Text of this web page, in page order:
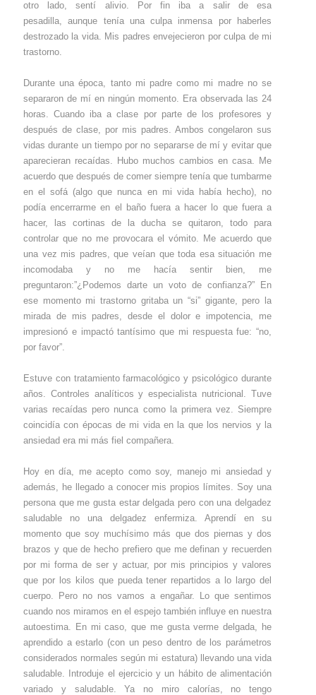
otro lado, sentí alivio. Por fin iba a salir de esa
pesadilla, aunque tenía una culpa inmensa por haberles
destrozado la vida. Mis padres envejecieron por culpa de mi
trastorno.
Durante una época, tanto mi padre como mi madre no se
separaron de mí en ningún momento. Era observada las 24
horas. Cuando iba a clase por parte de los profesores y
después de clase, por mis padres. Ambos congelaron sus
vidas durante un tiempo por no separarse de mí y evitar que
aparecieran recaídas. Hubo muchos cambios en casa. Me
acuerdo que después de comer siempre tenía que tumbarme
en el sofá (algo que nunca en mi vida había hecho), no
podía encerrarme en el baño fuera a hacer lo que fuera a
hacer, las cortinas de la ducha se quitaron, todo para
controlar que no me provocara el vómito. Me acuerdo que
una vez mis padres, que veían que toda esa situación me
incomodaba y no me hacía sentir bien, me
preguntaron:”¿Podemos darte un voto de confianza?” En
ese momento mi trastorno gritaba un “si” gigante, pero la
mirada de mis padres, desde el dolor e impotencia, me
impresionó e impactó tantísimo que mi respuesta fue: “no,
por favor”.
Estuve con tratamiento farmacológico y psicológico durante
años. Controles analíticos y especialista nutricional. Tuve
varias recaídas pero nunca como la primera vez. Siempre
coincidía con épocas de mi vida en la que los nervios y la
ansiedad era mi más fiel compañera.
Hoy en día, me acepto como soy, manejo mi ansiedad y
además, he llegado a conocer mis propios límites. Soy una
persona que me gusta estar delgada pero con una delgadez
saludable no una delgadez enfermiza. Aprendí en su
momento que soy muchísimo más que dos piernas y dos
brazos y que de hecho prefiero que me definan y recuerden
por mi forma de ser y actuar, por mis principios y valores
que por los kilos que pueda tener repartidos a lo largo del
cuerpo. Pero no nos vamos a engañar. Lo que sentimos
cuando nos miramos en el espejo también influye en nuestra
autoestima. En mi caso, que me gusta verme delgada, he
aprendido a estarlo (con un peso dentro de los parámetros
considerados normales según mi estatura) llevando una vida
saludable. Introduje el ejercicio y un hábito de alimentación
variado y saludable. Ya no miro calorías, no tengo